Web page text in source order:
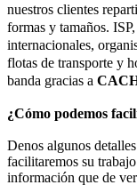
nuestros clientes
formas y tamaños.
internacionales,
flotas de transporte y
banda gracias a
¿Cómo podemos
Denos algunos
facilitaremos su
información que de